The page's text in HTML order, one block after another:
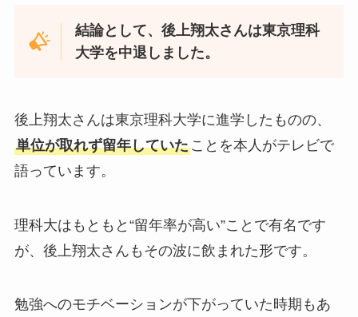
結論として、後上翔太さんは東京理科
大学を中退しました。
後上翔太さんは東京理科大学に進学したものの、
単位が取れず留年していたことを本人がテレビで
語っています。
理科大はもともと“留年率が高い”ことで有名です
が、後上翔太さんもその波に飲まれた形です。
勉強へのモチベーションが下がっていた時期もあ